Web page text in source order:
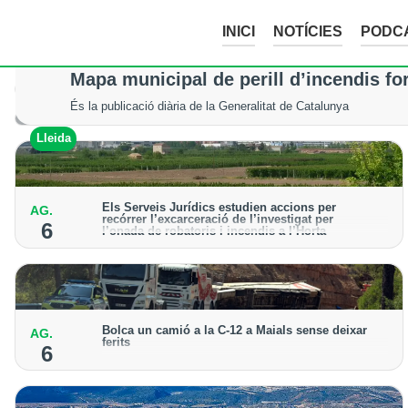
INICI NOTÍCIES
Val d'Aran
Mor un excursionista en patir un
Els serveis d’emergència no van poder fer res per salvar-li la
Lleida
Mapa municipal de perill d’incendis
És la publicació diària de la Generalitat de Catalunya
AG.
6
Els Serveis Jurídics estudien accions per
recórrer l’excarceració de l’investigat per
l’onada de robatoris i incendis a l’Horta
Des de la Paeria de Lleida demanen que s’analitzin
les vies legals disponibles després de la decisió
judicial
AG.
6
Bolca un camió a la C-12 a Maials sense deixar
ferits
carretera